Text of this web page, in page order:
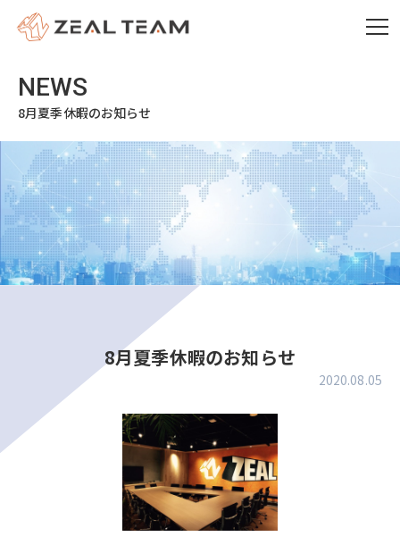
8月夏季休暇のお知らせ
8月夏季休暇のお知らせ
2020.08.05